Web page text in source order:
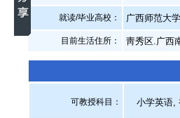
就读/毕业高校： 广西师范大学
目前生活住所： 靑秀区.广西
可教授科目： 小学英语,